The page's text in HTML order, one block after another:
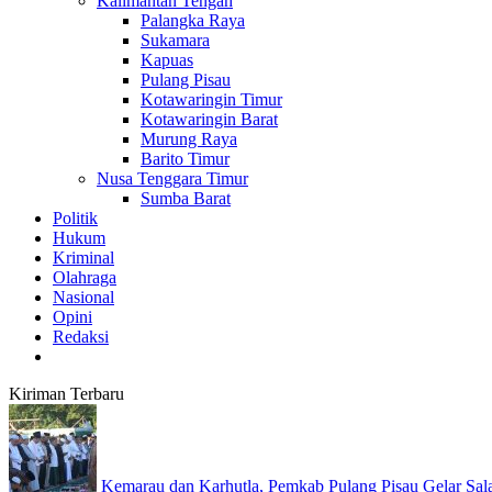
Palangka Raya
Sukamara
Kapuas
Pulang Pisau
Kotawaringin Timur
Kotawaringin Barat
Murung Raya
Barito Timur
Nusa Tenggara Timur
Sumba Barat
Politik
Hukum
Kriminal
Olahraga
Nasional
Opini
Redaksi
Kiriman Terbaru
Kemarau dan Karhutla, Pemkab Pulang Pisau Gelar